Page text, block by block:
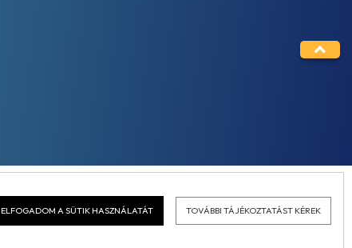
ELFOGADOM A SÜTIK HASZNÁLATÁT TOVÁBBI TÁJÉKOZTATÁST KÉREK